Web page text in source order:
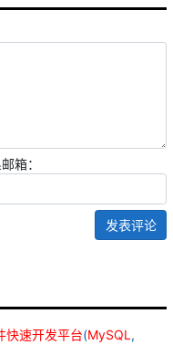
箱：
发表评论
快速开发平台(MySQL ,